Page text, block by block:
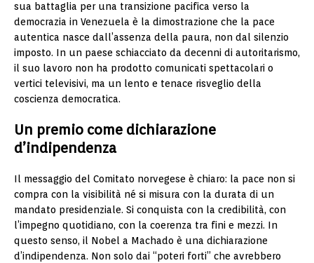
sua battaglia per una transizione pacifica verso la
democrazia in Venezuela è la dimostrazione che la pace
autentica nasce dall’assenza della paura, non dal silenzio
imposto. In un paese schiacciato da decenni di autoritarismo,
il suo lavoro non ha prodotto comunicati spettacolari o
vertici televisivi, ma un lento e tenace risveglio della
coscienza democratica.
Un premio come dichiarazione
d’indipendenza
Il messaggio del Comitato norvegese è chiaro: la pace non si
compra con la visibilità né si misura con la durata di un
mandato presidenziale. Si conquista con la credibilità, con
l’impegno quotidiano, con la coerenza tra fini e mezzi. In
questo senso, il Nobel a Machado è una dichiarazione
d’indipendenza. Non solo dai “poteri forti” che avrebbero